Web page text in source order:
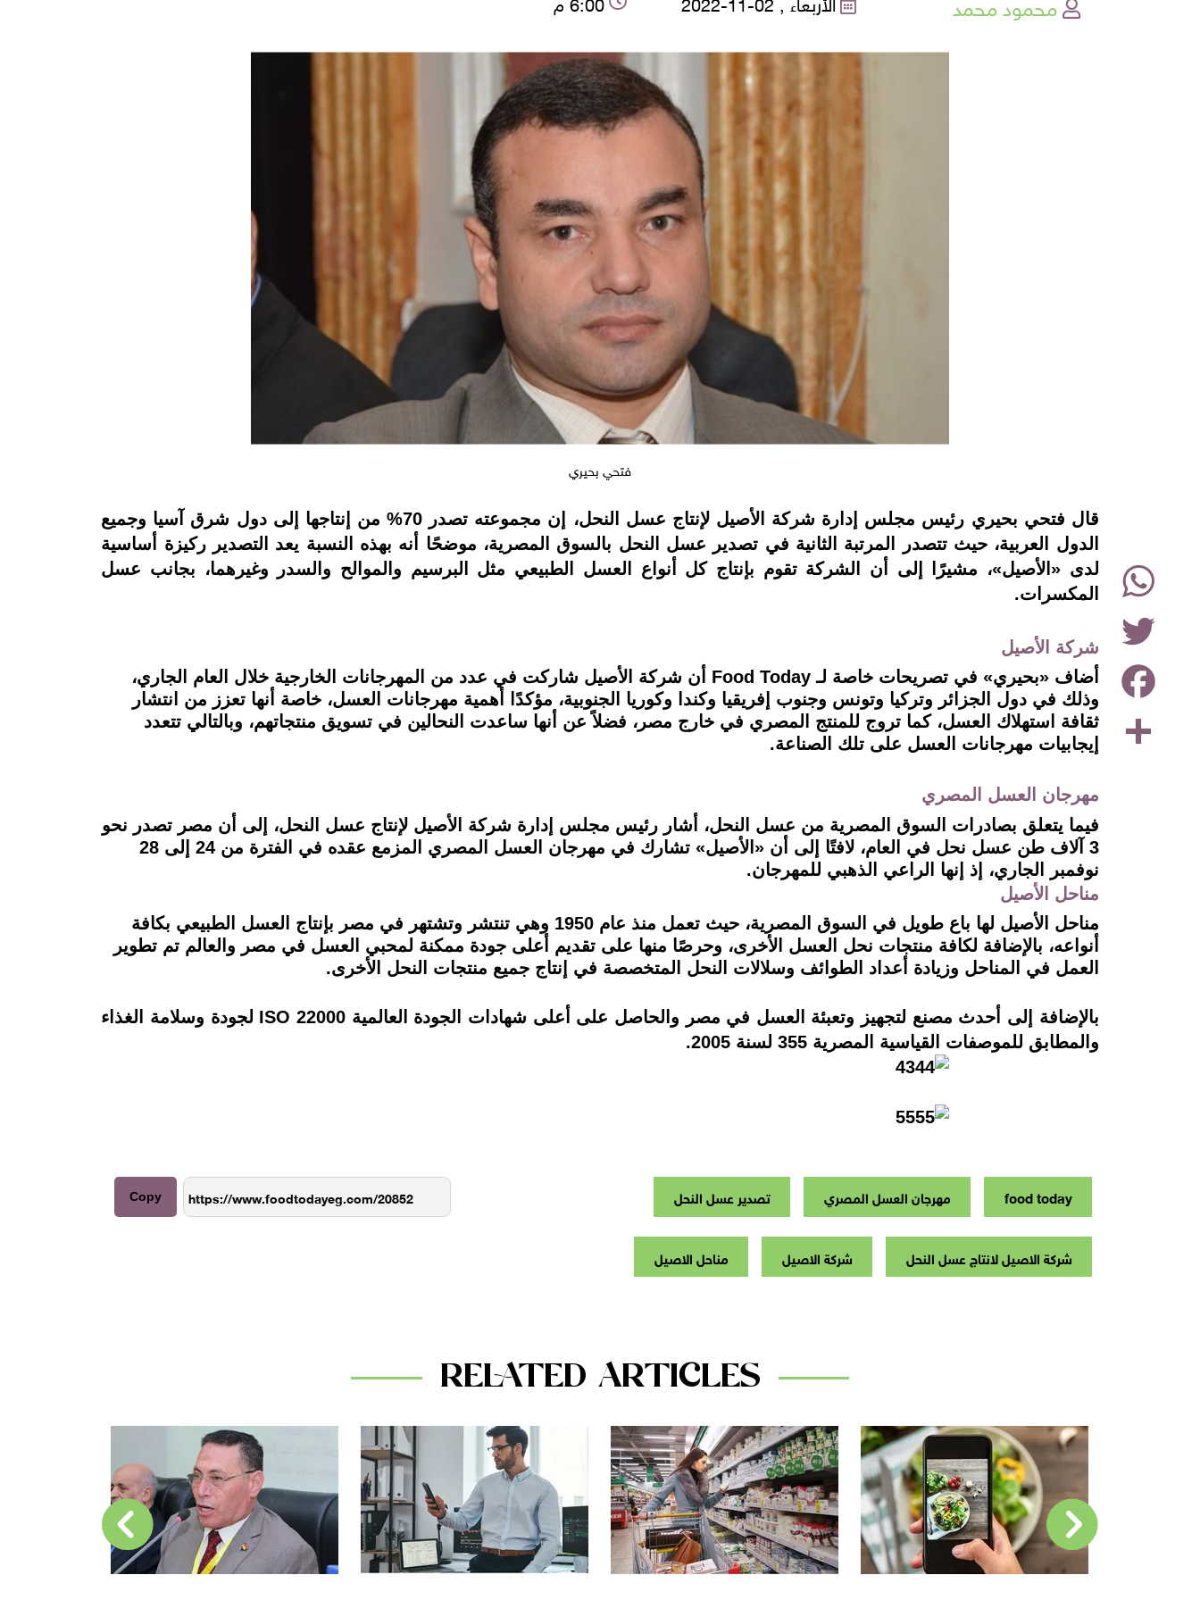
فتحي بحيري
Share
Facebook
Twitter
WhatsApp
instagram
قال فتحي بحيري رئيس مجلس إدارة شركة الأصيل لإنتاج عسل النحل، إن مجموعته تصدر 70% من إنتاجها إلى دول شرق آسيا وجميع
الدول العربية، حيث تتصدر المرتبة الثانية في تصدير عسل النحل بالسوق المصرية، موضحًا أنه بهذه النسبة يعد التصدير ركيزة أساسية
لدى «الأصيل»، مشيرًا إلى أن الشركة تقوم بإنتاج كل أنواع العسل الطبيعي مثل البرسيم والموالح والسدر وغيرهما، بجانب عسل
المكسرات.
شركة الأصيل
أضاف «بحيري» في تصريحات خاصة لـ Food Today أن شركة الأصيل شاركت في عدد من المهرجانات الخارجية خلال العام الجاري،
وذلك في دول الجزائر وتركيا وتونس وجنوب إفريقيا وكندا وكوريا الجنوبية، مؤكدًا أهمية مهرجانات العسل، خاصة أنها تعزز من انتشار
ثقافة استهلاك العسل، كما تروج للمنتج المصري في خارج مصر، فضلاً عن أنها ساعدت النحالين في تسويق منتجاتهم، وبالتالي تتعدد
إيجابيات مهرجانات العسل على تلك الصناعة.
مهرجان العسل المصري
فيما يتعلق بصادرات السوق المصرية من عسل النحل، أشار رئيس مجلس إدارة شركة الأصيل لإنتاج عسل النحل، إلى أن مصر تصدر نحو
3 آلاف طن عسل نحل في العام، لافتًا إلى أن «الأصيل» تشارك في مهرجان العسل المصري المزمع عقده في الفترة من 24 إلى 28
نوفمبر الجاري، إذ إنها الراعي الذهبي للمهرجان.
مناحل الأصيل
مناحل الأصيل لها باع طويل في السوق المصرية، حيث تعمل منذ عام 1950 وهي تنتشر وتشتهر في مصر بإنتاج العسل الطبيعي بكافة
أنواعه، بالإضافة لكافة منتجات نحل العسل الأخرى، وحرصًا منها على تقديم أعلى جودة ممكنة لمحبي العسل في مصر والعالم تم تطوير
العمل في المناحل وزيادة أعداد الطوائف وسلالات النحل المتخصصة في إنتاج جميع منتجات النحل الأخرى.
بالإضافة إلى أحدث مصنع لتجهيز وتعبئة العسل في مصر والحاصل على أعلى شهادات الجودة العالمية ISO 22000 لجودة وسلامة الغذاء
والمطابق للموصفات القياسية المصرية 355 لسنة 2005.
food today مهرجان العسل المصري تصدير عسل النحل
شركة الاصيل لانتاج عسل النحل شركة الاصيل مناحل الاصيل
Copy
RELATED ARTICLES